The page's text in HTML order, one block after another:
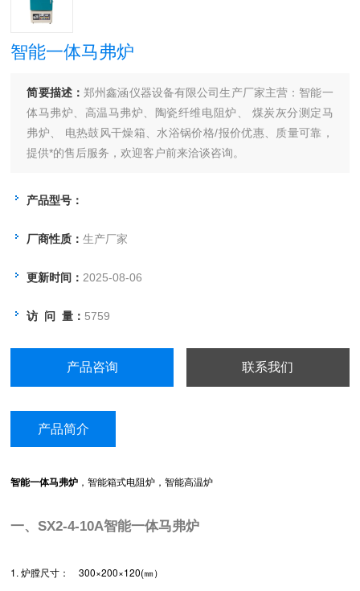
智能一体马弗炉
简要描述：郑州鑫涵仪器设备有限公司生产厂家主营：智能一
体马弗炉、高温马弗炉、陶瓷纤维电阻炉、 煤炭灰分测定马
弗炉、 电热鼓风干燥箱、水浴锅价格/报价优惠、质量可靠，
提供*的售后服务，欢迎客户前来洽谈咨询。
产品型号：
厂商性质：生产厂家
更新时间： 2025-08-06
访 问 量： 5759
产品咨询 联系我们
产品简介
智能一体马弗炉 ，智能箱式电阻炉，智能高温炉
一、SX2-4-10A智能一体马弗炉
1. 炉膛尺寸： 300×200×120(㎜）